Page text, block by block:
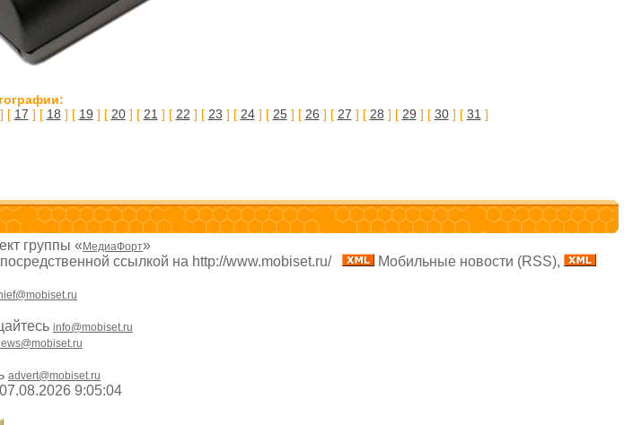
] [ 17 ] [ 18 ] [ 19 ] [ 20] [ 21 ] [ 22 ] [ 23 ] [ 24] [ 25] [ 26 ] [ 27 ] [ 28 ] [ 29 ] [ 30] [ 31 ]
группы « МедиаФорт»
ссылкой на http://www.mobiset.ru/
Мобильные новости (RSS),
info@mobiset.ru
advert@mobiset.ru
9:05:04